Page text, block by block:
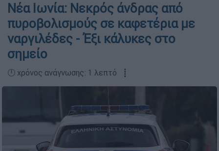
Νέα Ιωνία: Νεκρός άνδρας από
πυροβολισμούς σε καφετέρια με
ναργιλέδες - Έξι κάλυκες στο
σημείο
🕛 χρόνος ανάγνωσης: 1 λεπτό ┋